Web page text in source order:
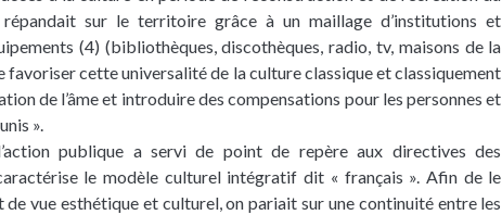
sur le territoire grâce à un maillage d’institutions et
(4) (bibliothèques, discothèques, radio, tv, maisons de la
favoriser cette universalité de la culture classique et classiquement
de l’âme et introduire des compensations pour les personnes et
».
publique a servi de point de repère aux directives des
le modèle culturel intégratif dit « français ». Afin de le
de vue esthétique et culturel, on pariait sur une continuité entre les